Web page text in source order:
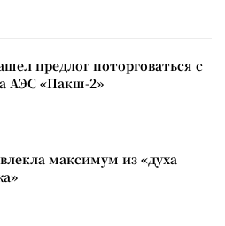
предлог поторговаться с
АЭС «Пакш-2»
максимум из «духа